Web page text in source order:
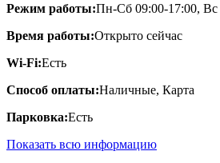
Режим работы:Пн-Сб 09:00-17:00, Вс
Время работы:Открыто сейчас
Wi-Fi:Есть
Способ оплаты:Наличные, Карта
Парковка:Есть
Показать всю информацию